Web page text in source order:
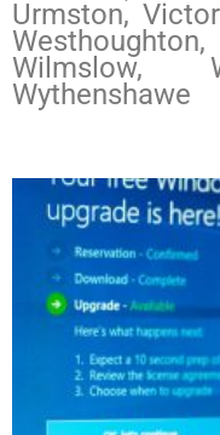
Urmston,
Wilmslow,
Wythenshawe